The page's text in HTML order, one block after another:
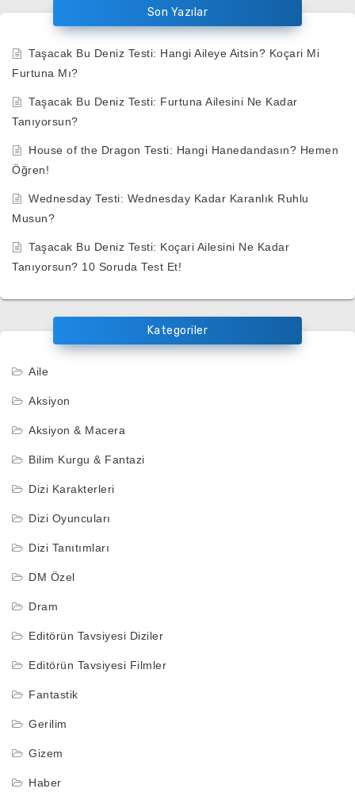
Son Yazılar
Taşacak Bu Deniz Testi: Hangi Aileye Aitsin? Koçari Mi
Furtuna Mı?
Taşacak Bu Deniz Testi: Furtuna Ailesini Ne Kadar
Tanıyorsun?
House of the Dragon Testi: Hangi Hanedandasın? Hemen
Öğren!
Wednesday Testi: Wednesday Kadar Karanlık Ruhlu
Musun?
Taşacak Bu Deniz Testi: Koçari Ailesini Ne Kadar
Tanıyorsun? 10 Soruda Test Et!
Kategoriler
Aile
Aksiyon
Aksiyon & Macera
Bilim Kurgu & Fantazi
Dizi Karakterleri
Dizi Oyuncuları
Dizi Tanıtımları
DM Özel
Dram
Editörün Tavsiyesi Diziler
Editörün Tavsiyesi Filmler
Fantastik
Gerilim
Gizem
Haber